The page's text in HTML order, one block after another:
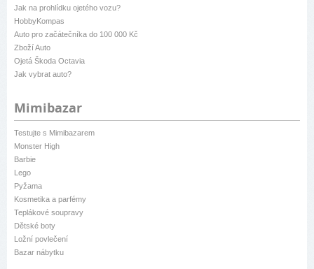
Jak na prohlídku ojetého vozu?
HobbyKompas
Auto pro začátečníka do 100 000 Kč
Zboží Auto
Ojetá Škoda Octavia
Jak vybrat auto?
Mimibazar
Testujte s Mimibazarem
Monster High
Barbie
Lego
Pyžama
Kosmetika a parfémy
Teplákové soupravy
Dětské boty
Ložní povlečení
Bazar nábytku